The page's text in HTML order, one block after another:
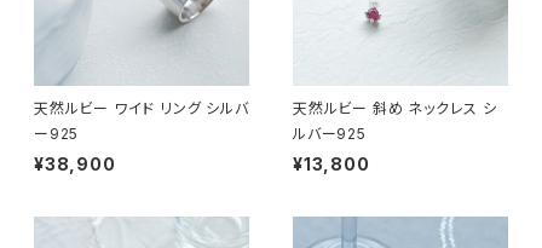
天然ルビー ワイド リング シルバ
ー925
¥38,900
天然ルビー 斜め ネックレス シ
ルバー925
¥13,800